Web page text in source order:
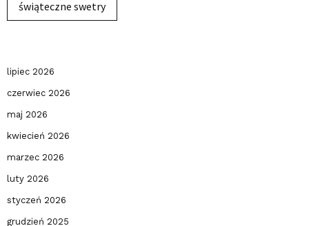
świąteczne swetry
lipiec 2026
czerwiec 2026
maj 2026
kwiecień 2026
marzec 2026
luty 2026
styczeń 2026
grudzień 2025